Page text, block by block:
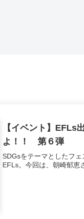
【イベント】EFLs
よ！！ 第６弾
SDGsをテーマとしたフ
EFLs。今回は、朝崎郁恵